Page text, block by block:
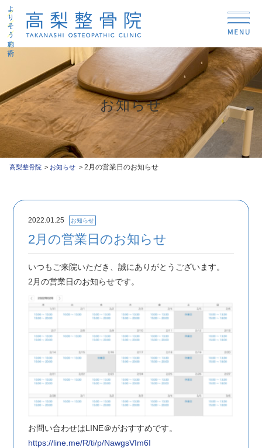
お知らせ
高梨整骨院 お知らせ 2月の営業日のお知らせ
2022.01.25 お知らせ
2月の営業日のお知らせ
いつもご来院いただき、誠にありがとうございます。
2月の営業日のお知らせです。
お問い合わせはLINE＠がおすすめです。
https://line.me/R/ti/p/NawgsVIm6I